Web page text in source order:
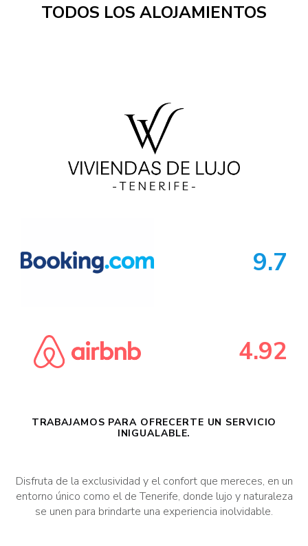
TODOS LOS ALOJAMIENTOS
9.7
4.92
TRABAJAMOS PARA OFRECERTE UN SERVICIO
INIGUALABLE.
Disfruta de la exclusividad y el confort que mereces, en un
entorno único como el de Tenerife, donde lujo y naturaleza
se unen para brindarte una experiencia inolvidable.